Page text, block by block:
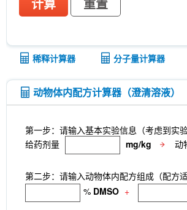
计算 重置
稀释计算器 分子量计算器
动物体内配方计算器（澄清溶液）
第一步：请输入基本实验信息（考虑到实
给药剂量
mg/kg 动
第二步：请输入动物体内配方组成（配方
% DMSO +